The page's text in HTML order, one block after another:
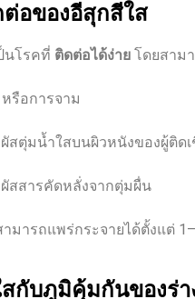
อของอีสุกสีใส
นโรคที่ ติดต่อได้ง่าย โดยสาม
รือการจาม
สตุ่มน้ำใสบนผิวหนังของผู้ติด
สสารคัดหลั่งจากตุ่มผื่น
ามารถแพร่กระจายได้ตั้งแต่
กับภูมิคุ้มกันของร่า